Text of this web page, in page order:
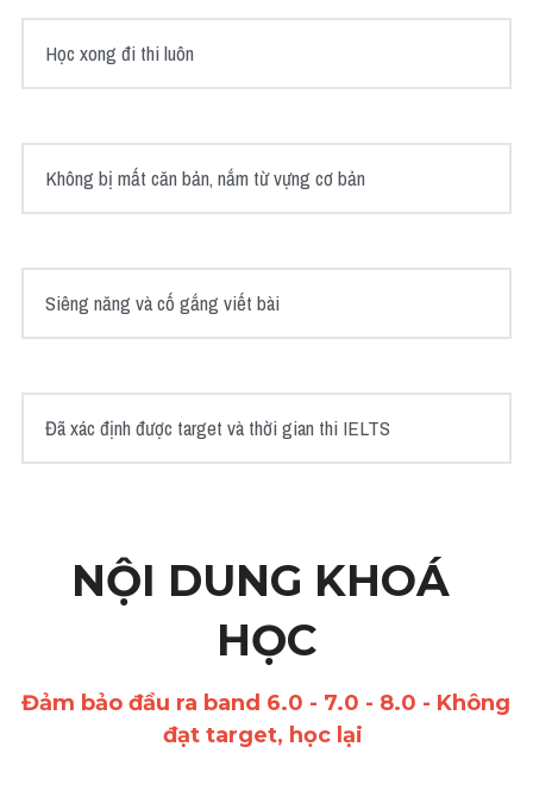
Học xong đi thi luôn
Không bị mất căn bản, nắm từ vựng cơ bản
Siêng năng và cố gắng viết bài
Đã xác định được target và thời gian thi IELTS
NỘI DUNG KHOÁ
HỌC
Đảm bảo đầu ra band 6.0 - 7.0 - 8.0 - Không
đạt target, học lại